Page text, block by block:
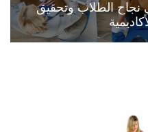
نجاح الطلاب وتحقيق